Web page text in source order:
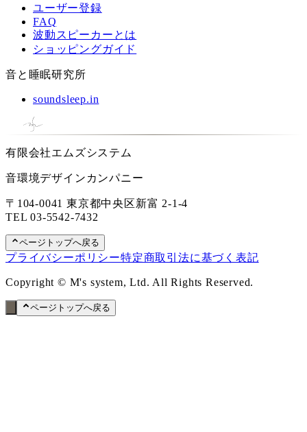
ユーザー登録
FAQ
波動スピーカーとは
ショッピングガイド
音と睡眠研究所
soundsleep.in
有限会社エムズシステム
音環境デザインカンパニー
〒104-0041 東京都中央区新富 2-1-4
TEL03-5542-7432
ページトップへ戻る
プライバシーポリシー特定商取引法に基づく表記
Copyright © M's system, Ltd. All Rights Reserved.
ページトップへ戻る